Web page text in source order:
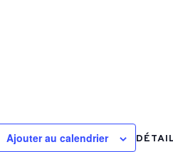
Ajouter au calendrier